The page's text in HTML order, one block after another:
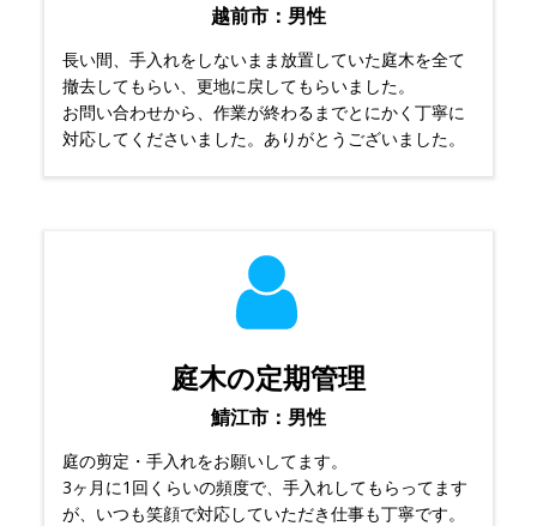
越前市：男性
長い間、手入れをしないまま放置していた庭木を全て
撤去してもらい、更地に戻してもらいました。
お問い合わせから、作業が終わるまでとにかく丁寧に
対応してくださいました。ありがとうございました。
庭木の定期管理
鯖江市：男性
庭の剪定・手入れをお願いしてます。
3ヶ月に1回くらいの頻度で、手入れしてもらってます
が、いつも笑顔で対応していただき仕事も丁寧です。